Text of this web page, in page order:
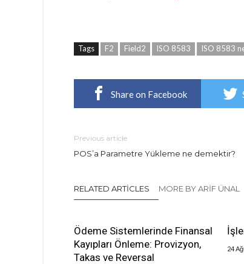
Tags F2 Field2 ISO 8583 ISO 8583
Share on Facebook
Previous article
POS’a Parametre Yükleme ne demektir?
RELATED ARTICLES MORE BY ARIF ÜNAL
Ödeme Sistemlerinde Finansal
Kayıpları Önleme: Provizyon,
Takas ve Reversal
24